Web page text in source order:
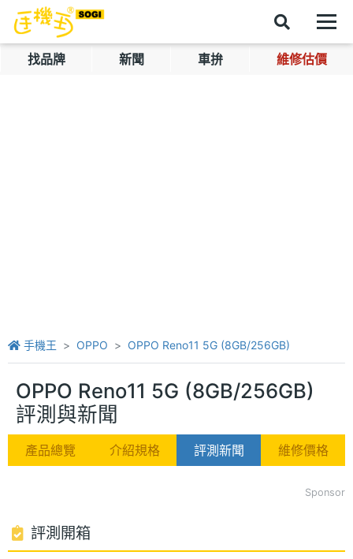
找品牌 新聞 車拚 維修估價
手機王 OPPO OPPO Reno11 5G (8GB/256GB)
OPPO Reno11 5G (8GB/256GB)
評測與新聞
產品總覽 介紹規格 評測新聞 維修價格
Sponsor
評測開箱